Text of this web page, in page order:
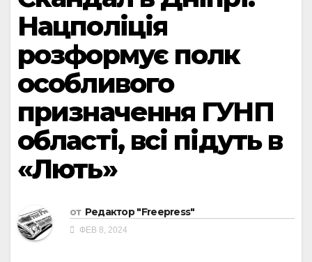
Нацполіція
розформує полк
особливого
призначення ГУНП
області, всі підуть в
«Лють»
от Редактор "Freepress"
ФЕВ 8, 2024